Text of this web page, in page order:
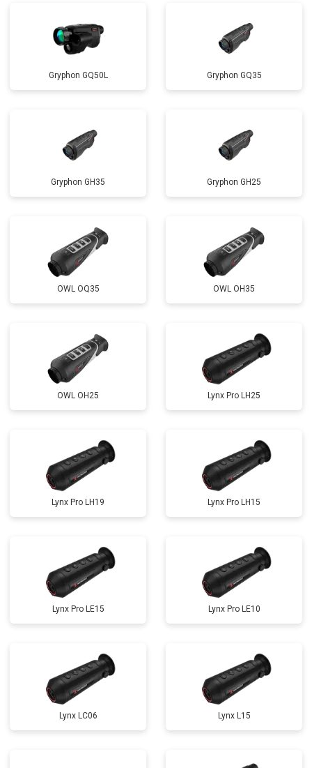
Gryphon GQ50L Gryphon GQ35
Gryphon GH35 Gryphon GH25
OWL OQ35 OWL OH35
OWL OH25 Lynx Pro LH25
Lynx Pro LH19 Lynx Pro LH15
Lynx Pro LE15 Lynx Pro LE10
Lynx LC06 Lynx L15